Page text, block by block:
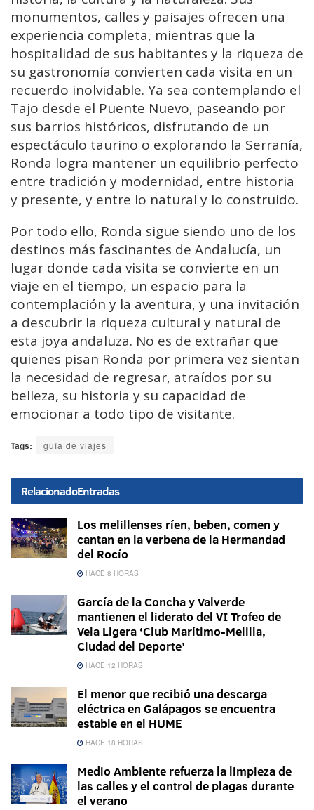
monumentos, calles y paisajes ofrecen una
experiencia completa, mientras que la
hospitalidad de sus habitantes y la riqueza de
su gastronomía convierten cada visita en un
recuerdo inolvidable. Ya sea contemplando el
Tajo desde el Puente Nuevo, paseando por
sus barrios históricos, disfrutando de un
espectáculo taurino o explorando la Serranía,
Ronda logra mantener un equilibrio perfecto
entre tradición y modernidad, entre historia
y presente, y entre lo natural y lo construido.
Por todo ello, Ronda sigue siendo uno de los
destinos más fascinantes de Andalucía, un
lugar donde cada visita se convierte en un
viaje en el tiempo, un espacio para la
contemplación y la aventura, y una invitación
a descubrir la riqueza cultural y natural de
esta joya andaluza. No es de extrañar que
quienes pisan Ronda por primera vez sientan
la necesidad de regresar, atraídos por su
belleza, su historia y su capacidad de
emocionar a todo tipo de visitante.
Tags: guía de viajes
RelacionadoEntradas
Los melillenses ríen, beben, comen y
cantan en la verbena de la Hermandad
del Rocío
HACE 8 HORAS
García de la Concha y Valverde
mantienen el liderato del VI Trofeo de
Vela Ligera ‘Club Marítimo-Melilla,
Ciudad del Deporte’
HACE 12 HORAS
El menor que recibió una descarga
eléctrica en Galápagos se encuentra
estable en el HUME
HACE 18 HORAS
Medio Ambiente refuerza la limpieza de
las calles y el control de plagas durante
el verano